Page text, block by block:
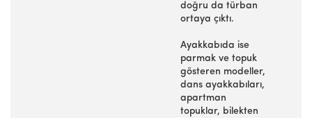
doğru da türban
ortaya çıktı.
Ayakkabıda ise
parmak ve topuk
gösteren modeller,
dans ayakkabıları,
apartman
topuklar, bilekten